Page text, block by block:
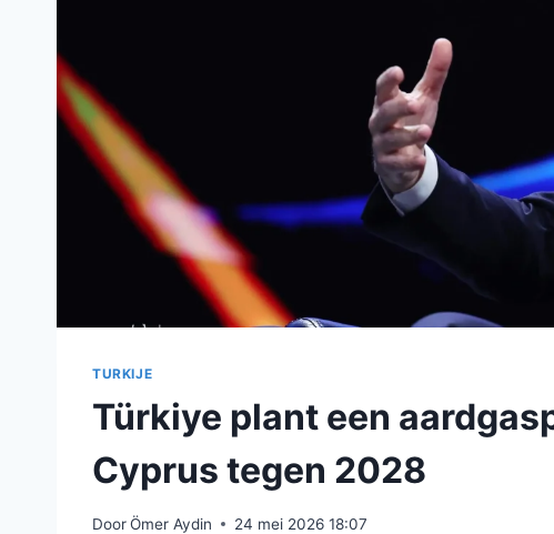
TURKIJE
Türkiye plant een
Cyprus tegen 2028
DoorÖmer Aydin 24 mei 2026 18:07